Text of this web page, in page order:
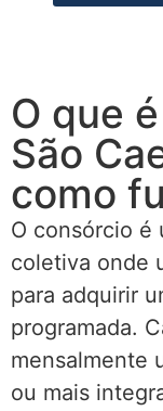
O que
São
como
O consórcio é
coletiva onde
para adquirir
programada.
mensalmente
ou mais